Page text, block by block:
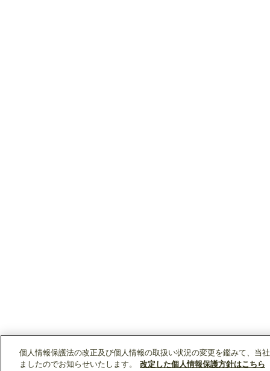
個人情報保護法の改正及び個人情報の取扱い状況の変更を鑑みて、当
ましたのでお知らせいたします。
改定した個人情報保護方針はこちら